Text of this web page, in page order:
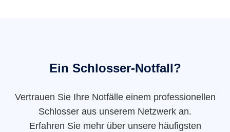
Ein Schlosser-Notfall?
Vertrauen Sie Ihre Notfälle einem professionellen
Schlosser aus unserem Netzwerk an.
Erfahren Sie mehr über unsere häufigsten